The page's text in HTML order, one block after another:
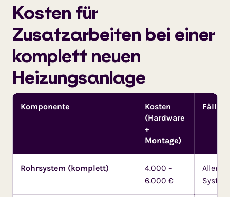
Kosten für
Zusatzarbeiten bei einer
komplett neuen
Heizungsanlage
Komponente
Kosten
(Hardware
+
Montage)
Fällt
Rohrsystem (komplett)
4.000 –
6.000 €
Allen